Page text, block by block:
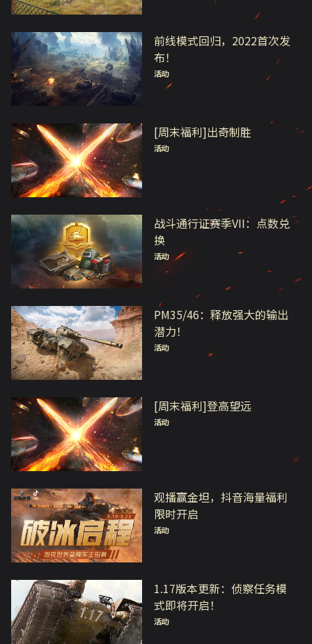
前线模式回归，2022首次发
布！
活动
[周末福利]出奇制胜
活动
战斗通行证赛季VII：点数兑
换
活动
PM35/46：释放强大的输出
潜力！
活动
[周末福利]登高望远
活动
观播赢金坦，抖音海量福利
限时开启
活动
1.17版本更新：侦察任务模
式即将开启！
活动